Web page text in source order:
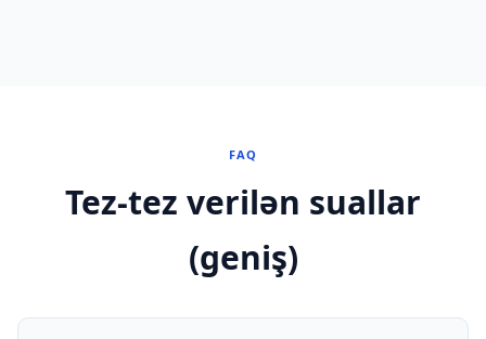
FAQ
Tez-tez verilən suallar
(geniş)